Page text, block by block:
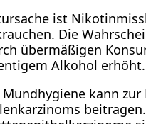
ist
Die
übermäßigen
Alkohol erhöht.
Mundhygiene kann